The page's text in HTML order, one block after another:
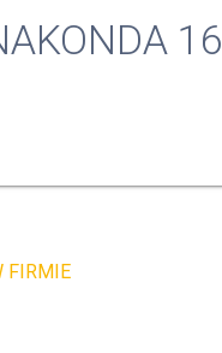
16
FIRMIE